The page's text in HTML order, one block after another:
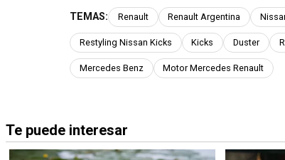
TEMAS: Renault Renault Argentina
Restyling Nissan Kicks Kicks Duster
Mercedes Benz Motor Mercedes Renault